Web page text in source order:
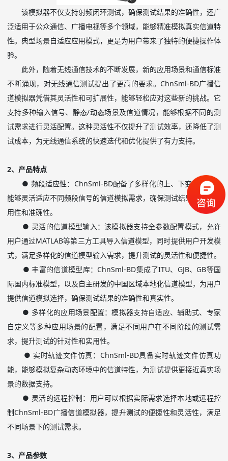
该模拟器不仅支持射频闭环测试，确保测试结果的准确性，还广
泛适用于公众通信、广播电视等多个领域，能够精准模拟真实信道特
性。典型场景自适应应用模式，更是为用户带来了独特的便捷操作体
验。
此外，随着无线通信技术的不断发展，新的应用场景和通信标准
不断涌现，对无线通信测试提出了更高的要求。 ChnSml-BD广播信
道模拟器凭借其灵活性和可扩展性，能够轻松应对这些新的挑战。它
支持多种输入信号、静态/动态场景及信道情况，能够根据不同的测
试需求进行灵活配置。这种灵活性不仅提升了测试效率，还降低了测
试成本，为无线通信系统的快速迭代和优化提供了有力支持。
2、产品特点
● 频段适应性： ChnSml-BD配备了多样化的上、下变频模块，
能够灵活适应不同频段信号的信道模拟需求，确保测试结果的广泛适
用性和准确性。
● 灵活的信道模型输入：该模拟器支持全参数配置模式，允许
用户通过MATLAB等第三方工具导入信道模型，同时提供用户开发模
式，满足多样化的信道模型输入需求，提升测试的灵活性和便捷性。
● 丰富的信道模型库： ChnSml-BD集成了ITU、 GJB、 GB等国
际国内标准模型，以及自主研发的中国区域本地化信道模型，为用户
提供信道模拟选择，确保测试结果的准确性和真实性。
● 多样化的应用场景配置：模拟器支持自适应、辅助式、专家
自定义等多种应用场景的配置，满足不同用户在不同阶段的测试需
求，提升测试的针对性和实用性。
● 实时轨迹文件仿真： ChnSml-BD具备实时轨迹文件仿真功
能，能够模拟复杂动态环境中的信道特性，为测试提供更接近真实场
景的数据支持。
● 灵活的远程控制：用户可以根据实际需求选择本地或远程控
制ChnSml-BD广播信道模拟器，提升测试的便捷性和灵活性，满足
不同场景下的测试需求。
3、产品参数